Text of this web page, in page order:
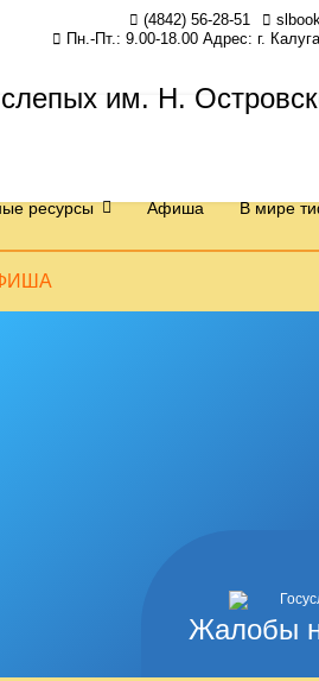
(4842) 56-28-51
Пн.-Пт.: 9.00-18.00 Адрес: г.
ресурсы Афиша В мире
Жалобы